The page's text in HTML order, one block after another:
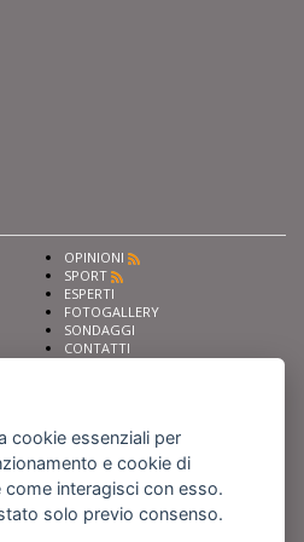
OPINIONI
SPORT
ESPERTI
FOTOGALLERY
SONDAGGI
CONTATTI
Seguici su
cookie essenziali per
e cookie di
interagisci con esso.
solo previo consenso.